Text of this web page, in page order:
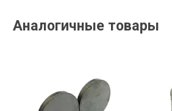
Аналогичные товары